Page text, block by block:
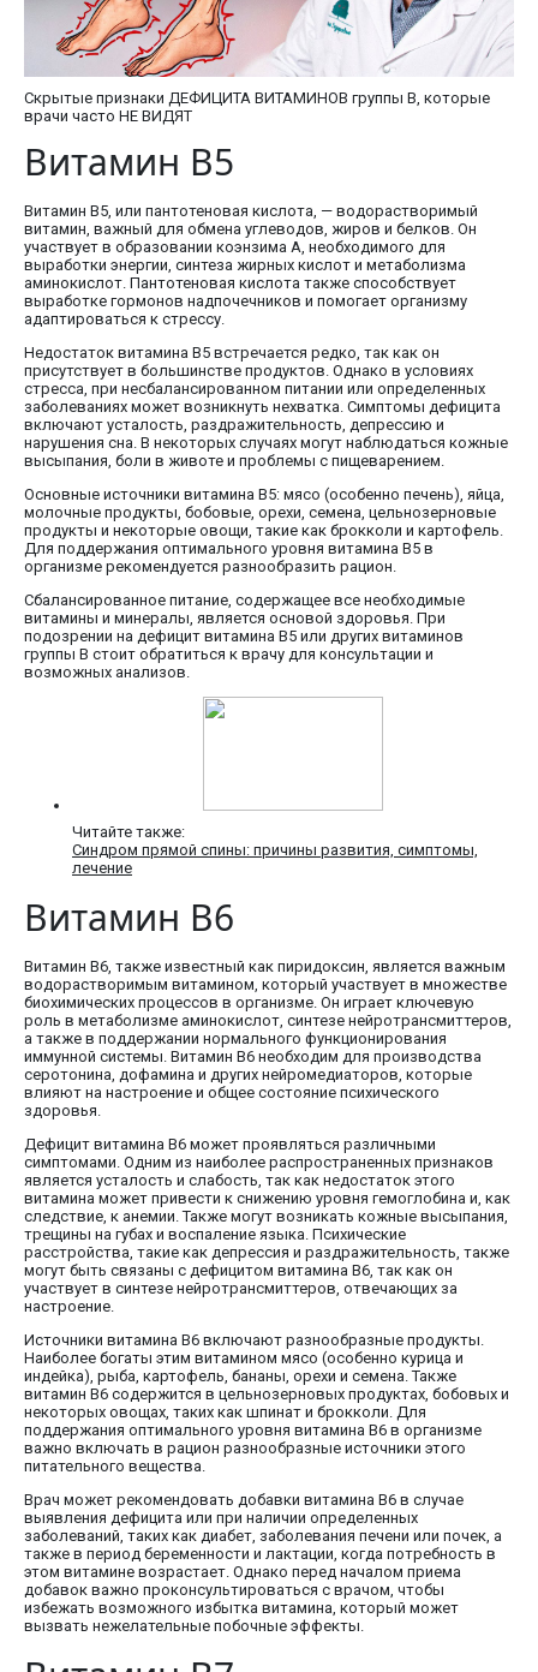
Скрытые признаки ДЕФИЦИТА ВИТАМИНОВ группы B, которые
врачи часто НЕ ВИДЯТ
Витамин В5
Витамин В5, или пантотеновая кислота, — водорастворимый
витамин, важный для обмена углеводов, жиров и белков. Он
участвует в образовании коэнзима А, необходимого для
выработки энергии, синтеза жирных кислот и метаболизма
аминокислот. Пантотеновая кислота также способствует
выработке гормонов надпочечников и помогает организму
адаптироваться к стрессу.
Недостаток витамина В5 встречается редко, так как он
присутствует в большинстве продуктов. Однако в условиях
стресса, при несбалансированном питании или определенных
заболеваниях может возникнуть нехватка. Симптомы дефицита
включают усталость, раздражительность, депрессию и
нарушения сна. В некоторых случаях могут наблюдаться кожные
высыпания, боли в животе и проблемы с пищеварением.
Основные источники витамина В5: мясо (особенно печень), яйца,
молочные продукты, бобовые, орехи, семена, цельнозерновые
продукты и некоторые овощи, такие как брокколи и картофель.
Для поддержания оптимального уровня витамина В5 в
организме рекомендуется разнообразить рацион.
Сбалансированное питание, содержащее все необходимые
витамины и минералы, является основой здоровья. При
подозрении на дефицит витамина В5 или других витаминов
группы В стоит обратиться к врачу для консультации и
возможных анализов.
Читайте также:
Синдром прямой спины: причины развития, симптомы,
лечение
Витамин В6
Витамин В6, также известный как пиридоксин, является важным
водорастворимым витамином, который участвует в множестве
биохимических процессов в организме. Он играет ключевую
роль в метаболизме аминокислот, синтезе нейротрансмиттеров,
а также в поддержании нормального функционирования
иммунной системы. Витамин В6 необходим для производства
серотонина, дофамина и других нейромедиаторов, которые
влияют на настроение и общее состояние психического
здоровья.
Дефицит витамина В6 может проявляться различными
симптомами. Одним из наиболее распространенных признаков
является усталость и слабость, так как недостаток этого
витамина может привести к снижению уровня гемоглобина и, как
следствие, к анемии. Также могут возникать кожные высыпания,
трещины на губах и воспаление языка. Психические
расстройства, такие как депрессия и раздражительность, также
могут быть связаны с дефицитом витамина В6, так как он
участвует в синтезе нейротрансмиттеров, отвечающих за
настроение.
Источники витамина В6 включают разнообразные продукты.
Наиболее богаты этим витамином мясо (особенно курица и
индейка), рыба, картофель, бананы, орехи и семена. Также
витамин В6 содержится в цельнозерновых продуктах, бобовых и
некоторых овощах, таких как шпинат и брокколи. Для
поддержания оптимального уровня витамина В6 в организме
важно включать в рацион разнообразные источники этого
питательного вещества.
Врач может рекомендовать добавки витамина В6 в случае
выявления дефицита или при наличии определенных
заболеваний, таких как диабет, заболевания печени или почек, а
также в период беременности и лактации, когда потребность в
этом витамине возрастает. Однако перед началом приема
добавок важно проконсультироваться с врачом, чтобы
избежать возможного избытка витамина, который может
вызвать нежелательные побочные эффекты.